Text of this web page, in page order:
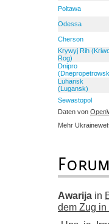
Poltawa
Odessa
Cherson
Krywyj Rih
Rog)
Dnipro
Luhansk
(Lugansk)
Sewastopol
Daten von
Mehr
Awarija in
dem Zug